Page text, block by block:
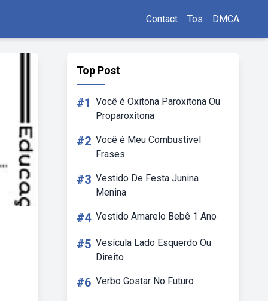
Contact Tos DMCA
Top Post
#1 Você é Oxitona Paroxitona Ou
Proparoxitona
#2 Você é Meu Combustível
Frases
#3 Vestido De Festa Junina
Menina
#4 Vestido Amarelo Bebê 1 Ano
#5 Vesícula Lado Esquerdo Ou
Direito
#6 Verbo Gostar No Futuro